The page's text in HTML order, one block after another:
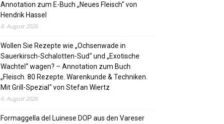
Annotation zum E-Buch „Neues Fleisch“ von
Hendrik Hassel
8. August 2026
Wollen Sie Rezepte wie „Ochsenwade in
Sauerkirsch-Schalotten-Sud“ und „Exotische
Wachtel“ wagen? – Annotation zum Buch
„Fleisch. 80 Rezepte. Warenkunde & Techniken.
Mit Grill-Spezial“ von Stefan Wiertz
6. August 2026
Formaggella del Luinese DOP aus den Vareser